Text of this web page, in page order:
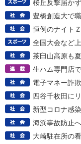
桜丘反撃届か
豊橋創造大で
恒例のナイト
全国大会など
茶臼山高原も
生ハム専門店
電子マネー詐
四谷千枚田に
新型コロナ感
海浜事故防止
大崎駐在所の